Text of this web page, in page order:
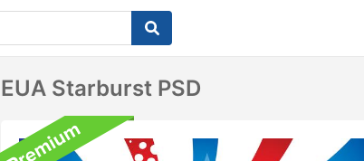
EUA Starburst PSD